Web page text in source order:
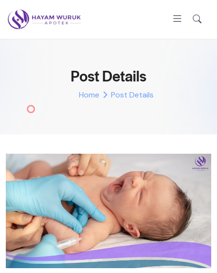
Post Details
Home Post Details